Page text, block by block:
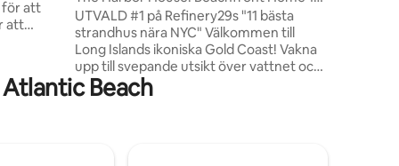
för att
att
och
timme från NYC
UTVALD #1 på Refinery29s "11 bästa
strandhus nära NYC" Välkommen till
Long Islands ikoniska Gold Coast! Vakna
upp till svepande utsikt över vattnet och,
om du har tur, få en glimt av vår lokala
havsörnfamilj som svävar över huvudet!
Beach